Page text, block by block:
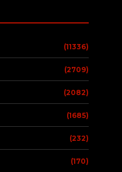
(11336)
(2709)
(2082)
(1685)
(232)
(170)